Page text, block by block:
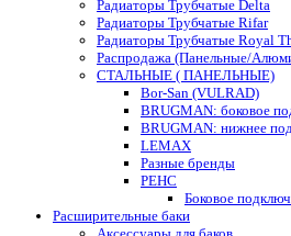
Радиаторы Трубчатые Delta
Радиаторы Трубчатые Rifar
Радиаторы Трубчатые Royal
Распродажа (Панельные/
СТАЛЬНЫЕ ( ПАНЕЛЬНЫЕ)
Bor-San (VULRAD)
BRUGMAN: боковое
BRUGMAN: нижнее
LEMAX
Разные бренды
РЕНС
Боковое
Расширительные баки